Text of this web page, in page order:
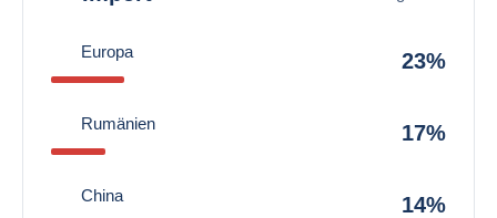
Europa 23%
Rumänien 17%
China 14%